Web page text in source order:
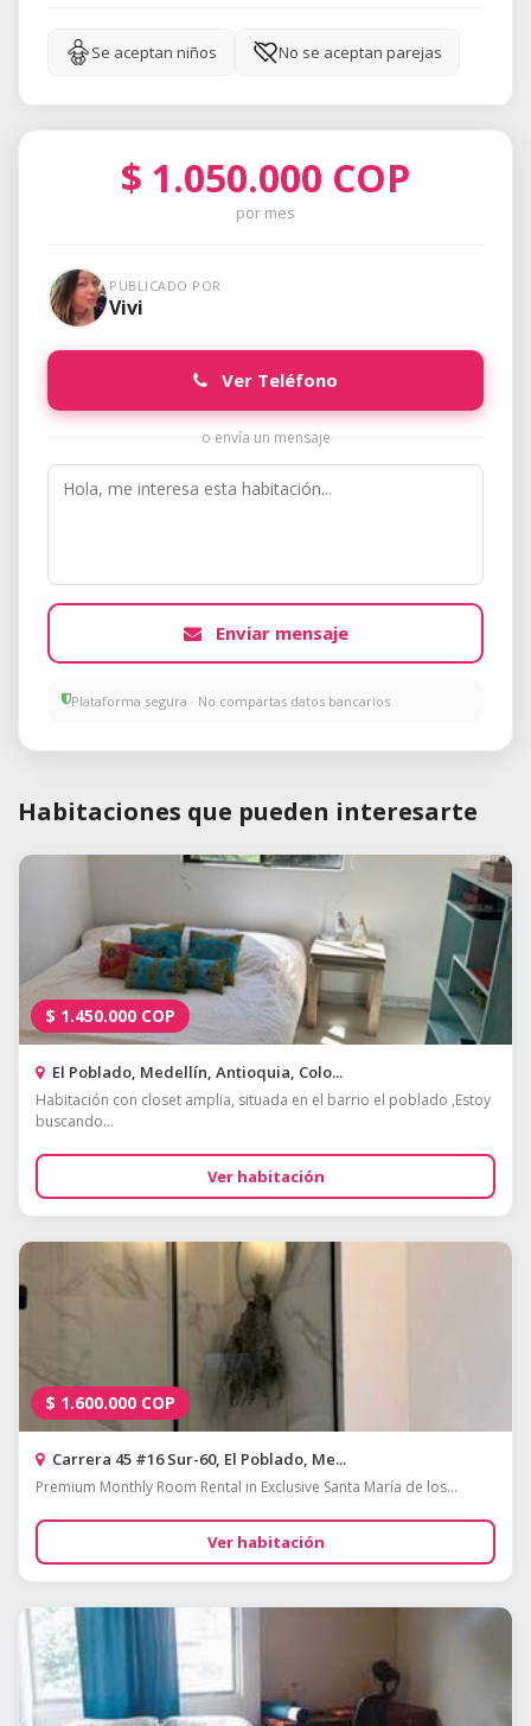
Se aceptan niños No se aceptan parejas
$ 1.050.000 COP
por mes
PUBLICADO POR
Vivi
Ver Teléfono
o envía un mensaje
Enviar mensaje
Plataforma segura · No compartas datos bancarios
Habitaciones que pueden interesarte
$ 1.450.000 COP
El Poblado, Medellín, Antioquia, Colo...
Habitación con closet amplia, situada en el barrio el poblado ,Estoy
buscando...
Ver habitación
$ 1.600.000 COP
Carrera 45 #16 Sur-60, El Poblado, Me...
Premium Monthly Room Rental in Exclusive Santa María de los...
Ver habitación